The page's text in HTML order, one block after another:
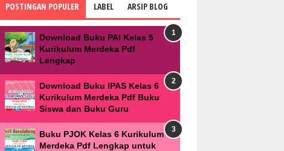
POSTINGAN POPULER LABEL ARSIP BLOG
Download Buku PAI Kelas 5
Kurikulum Merdeka Pdf
Lengkap
Download Buku IPAS Kelas 6
Kurikulum Merdeka Pdf Buku
Siswa dan Buku Guru
Buku PJOK Kelas 6 Kurikulum
Merdeka Pdf Lengkap untuk